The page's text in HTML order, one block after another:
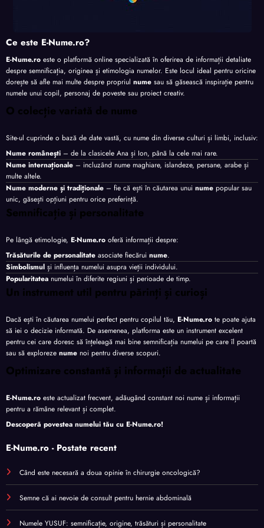
Ce este E-Nume.ro?
E-Nume.ro este o platformă online specializată în oferirea de informații detaliate
despre semnificația, originea și etimologia numelor. Este locul ideal pentru oricine
dorește să afle mai multe despre propriul nume sau să găsească inspirație pentru
numele unui copil, personaj de poveste sau proiect creativ.
O colecție variată de nume
Site-ul cuprinde o bază de date vastă, cu nume din diverse culturi și limbi, inclusiv:
Nume românești – de la clasicele Ana și Ion, până la cele mai rare.
Nume internaționale – incluzând nume maghiare, islandeze, persane, arabe și
multe altele.
Nume moderne și tradiționale – fie că ești în căutarea unui nume popular sau
unic, găsești opțiuni pentru orice preferință.
Semnificație și personalitate
Pe lângă etimologie, E-Nume.ro oferă informații despre:
Trăsăturile de personalitate asociate fiecărui nume.
Simbolismul și influența numelui asupra vieții individului.
Popularitatea numelui în diferite regiuni și perioade de timp.
Un instrument util pentru părinți și curioși
Dacă ești în căutarea numelui perfect pentru copilul tău, E-Nume.ro te poate ajuta
să iei o decizie informată. De asemenea, platforma este un instrument excelent
pentru cei care doresc să înțeleagă mai bine semnificația numelui pe care îl poartă
sau să exploreze nume noi pentru diverse scopuri.
Optimizare constantă și informații de actualitate
E-Nume.ro este actualizat frecvent, adăugând constant noi nume și informații
pentru a rămâne relevant și complet.
Descoperă povestea numelui tău cu E-Nume.ro!
E-Nume.ro - Postate recent
Când este necesară a doua opinie în chirurgie oncologică?
Semne că ai nevoie de consult pentru hernie abdominală
Numele YUSUF: semnificație, origine, trăsături și personalitate